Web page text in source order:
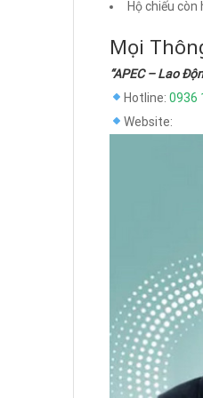
Hộ chiếu còn
Mọi
“APEC – Lao
Hotline: 0936
Website: